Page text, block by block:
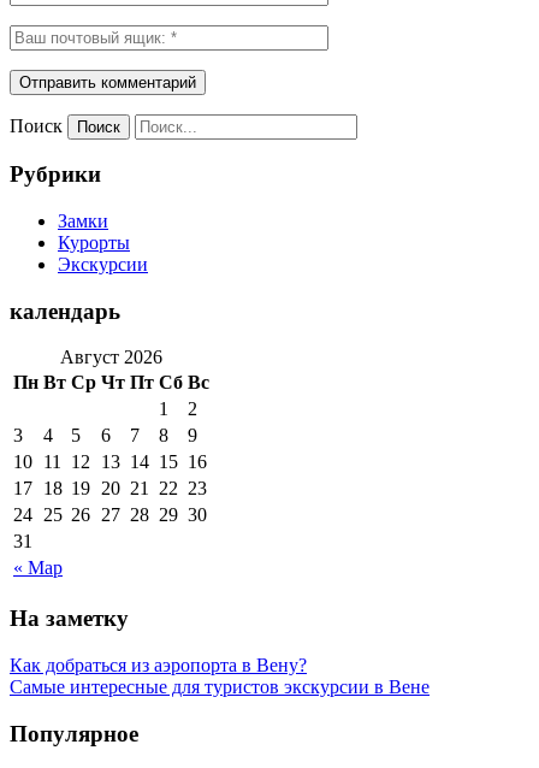
Поиск
Рубрики
Замки
Курорты
Экскурсии
календарь
Август 2026
Пн Вт Ср Чт Пт Сб Вс
« Мар
1
2
3
4 5 6 7 8
9
10 11 12 13 14 15 16
17 18 19 20 21 22 23
24 25 26 27 28 29 30
31
На заметку
Как добраться из аэропорта в Вену?
Самые интересные для туристов экскурсии в Вене
Популярное